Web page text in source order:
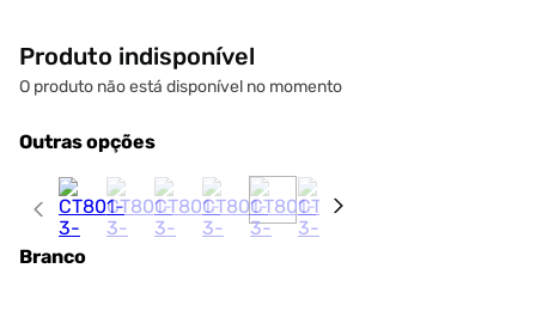
Produto indisponível
O produto não está disponível no momento
Outras opções
Branco